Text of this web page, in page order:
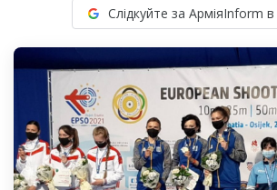
Слідкуйте за АрміяInform